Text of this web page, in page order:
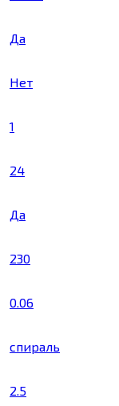
Да
Нет
1
24
Да
230
0.06
спираль
2.5